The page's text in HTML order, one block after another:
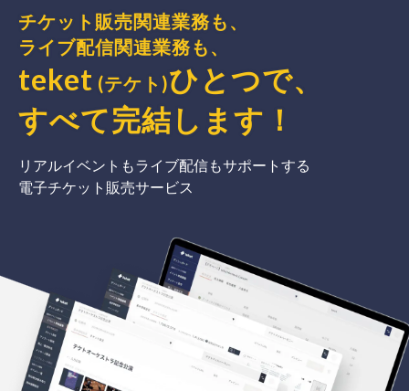
チケット販売関連業務も、
ライブ配信関連業務も、
teket (テケト)ひとつで、
すべて完結 します ！
リアルイベントもライブ配信もサポートする
電子チケット販売サービス